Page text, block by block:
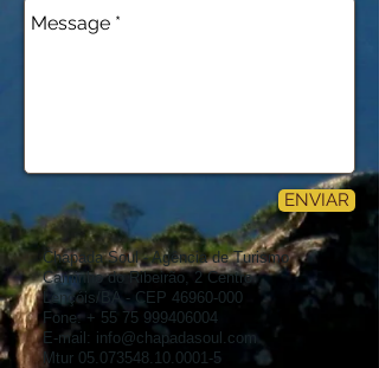
ENVIAR
Chapada Soul - Agência de Turismo
Caminho do Ribeirão, 2 Centro
Lençóis/BA - CEP 46960-000
Fone: + 55 75 999406004
E-mail: info@chapadasoul.com
Mtur 05.073548.10.0001-5